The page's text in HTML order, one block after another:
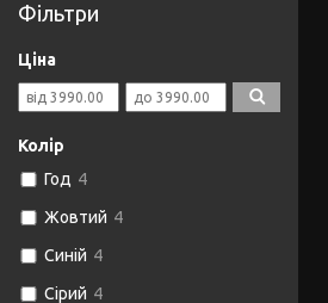
Фільтри
Ціна
Колір
Год 4
Жовтий 4
Синій 4
Сірий 4